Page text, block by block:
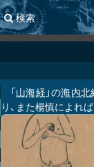
検索
「山海経 」の海内北
り、また楊慎によれば